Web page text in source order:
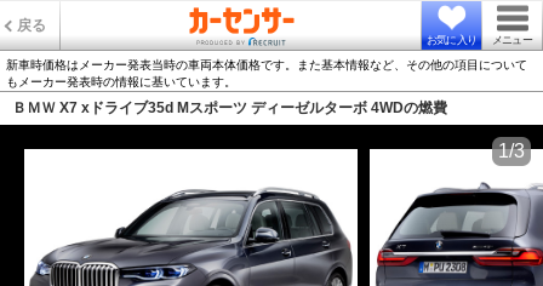
戻る
お気に入り メニュー
新車時価格はメーカー発表当時の車両本体価格です。また基本情報など、その他の項目について
もメーカー発表時の情報に基いています。
ＢＭＷ X7 xドライブ35d Mスポーツ ディーゼルターボ 4WDの燃費
1/3